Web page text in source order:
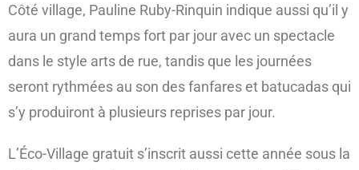
Côté village, Pauline Ruby-Rinquin indique aussi qu’il y
aura un grand temps fort par jour avec un spectacle
dans le style arts de rue, tandis que les journées
seront rythmées au son des fanfares et batucadas qui
s’y produiront à plusieurs reprises par jour.
L’Éco-Village gratuit s’inscrit aussi cette année sous la